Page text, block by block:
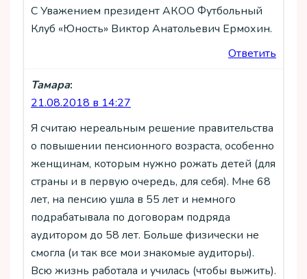
С Уважением президент АКОО Футбольный
Клуб «Юность» Виктор Анатольевич Ермохин.
Ответить
Тамара:
21.08.2018 в 14:27
Я считаю нереальным решение правительства
о повышении пенсионного возраста, особенно
женщинам, которым нужно рожать детей (для
страны и в первую очередь, для себя). Мне 68
лет, на пенсию ушла в 55 лет и немного
подрабатывала по договорам подряда
аудитором до 58 лет. Больше физически не
смогла (и так все мои знакомые аудиторы).
Всю жизнь работала и училась (чтобы выжить).